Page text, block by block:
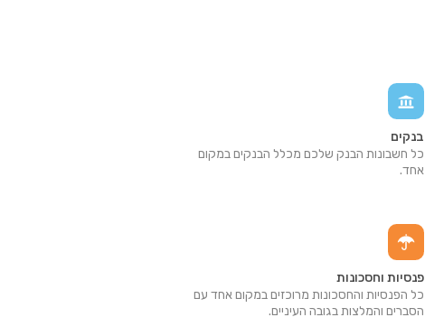
בנקים
כל חשבונות הבנק שלכם מכלל הבנקים במקום
אחד.
פנסיות וחסכונות
כל הפנסיות והחסכונות מרוכזים במקום אחד עם
הסברים והמלצות בגובה העיניים.